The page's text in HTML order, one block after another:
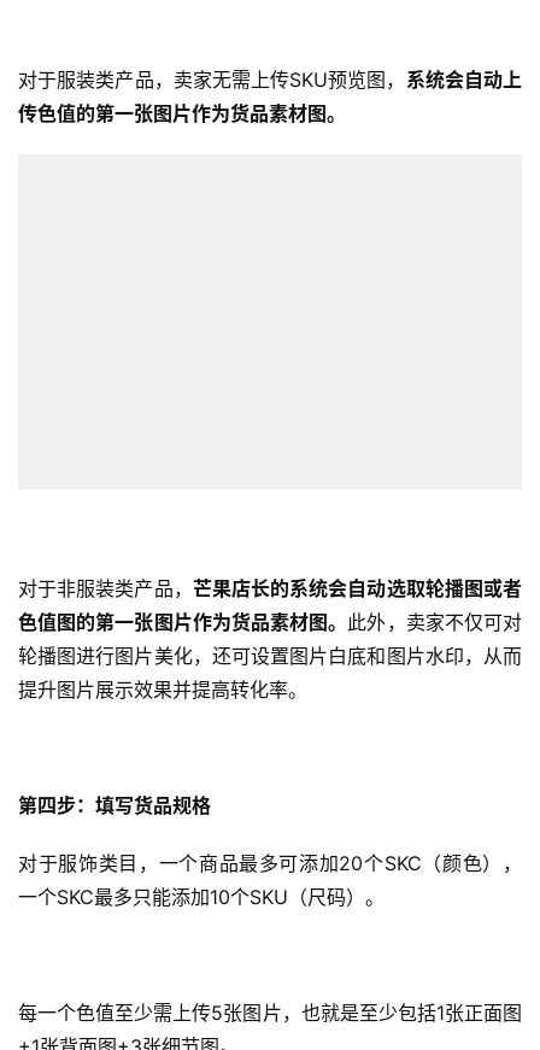
对于服装类产品，卖家无需上传SKU预览图， 系统会自动上
传色值的第一张图片作为货品素材图。
对于非服装类产品， 芒果店长的系统会自动选取轮播图或者
色值图的第一张图片作为货品素材图。 此外，卖家不仅可对
轮播图进行图片美化，还可设置图片白底和图片水印，从而
提升图片展示效果并提高转化率。
第四步：填写货品规格
对于服饰类目，一个商品最多可添加20个SKC（颜色），
一个SKC最多只能添加10个SKU（尺码）。
每一个色值至少需上传5张图片，也就是至少包括1张正面图